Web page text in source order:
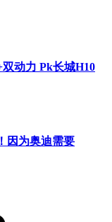
动力 Pk长城H10
因为奥迪需要